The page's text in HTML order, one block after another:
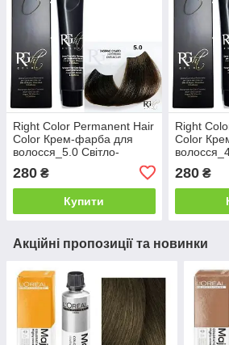
Right Color Permanent Hair
Color Крем-фарба для
волосся_5.0 Світло-
280 ₴
Купити
Right
Color
280₴
Акційні пропозиції та новинки